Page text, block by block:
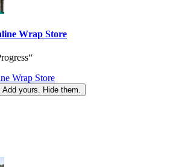
Wrap Store
Wrap Store
Add yours. Hide them.